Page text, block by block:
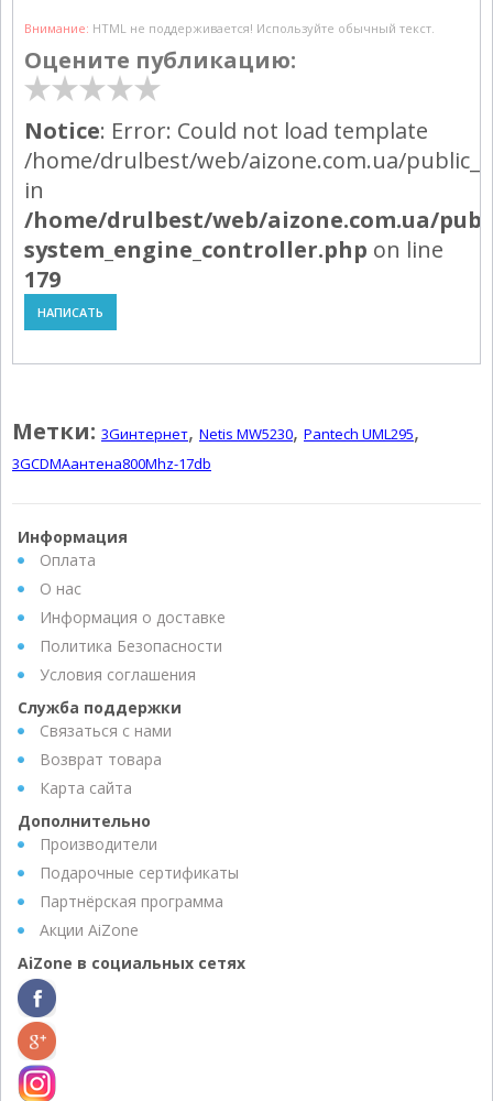
Внимание: HTML не поддерживается! Используйте обычный текст.
Оцените публикацию:
Notice: Error: Could not load template
/home/drulbest/web/aizone.com.ua/
in
/home/drulbest/web/aizone.com.ua/
system_engine_controller.php on line
179
НАПИСАТЬ
Метки: 3Gинтернет, Netis MW5230, Pantech UML295,
3GCDMAантена800Mhz-17db
Информация
Оплата
О нас
Информация о доставке
Политика Безопасности
Условия соглашения
Служба поддержки
Связаться с нами
Возврат товара
Карта сайта
Дополнительно
Производители
Подарочные сертификаты
Партнёрская программа
Акции AiZone
AiZone в социальных сетях